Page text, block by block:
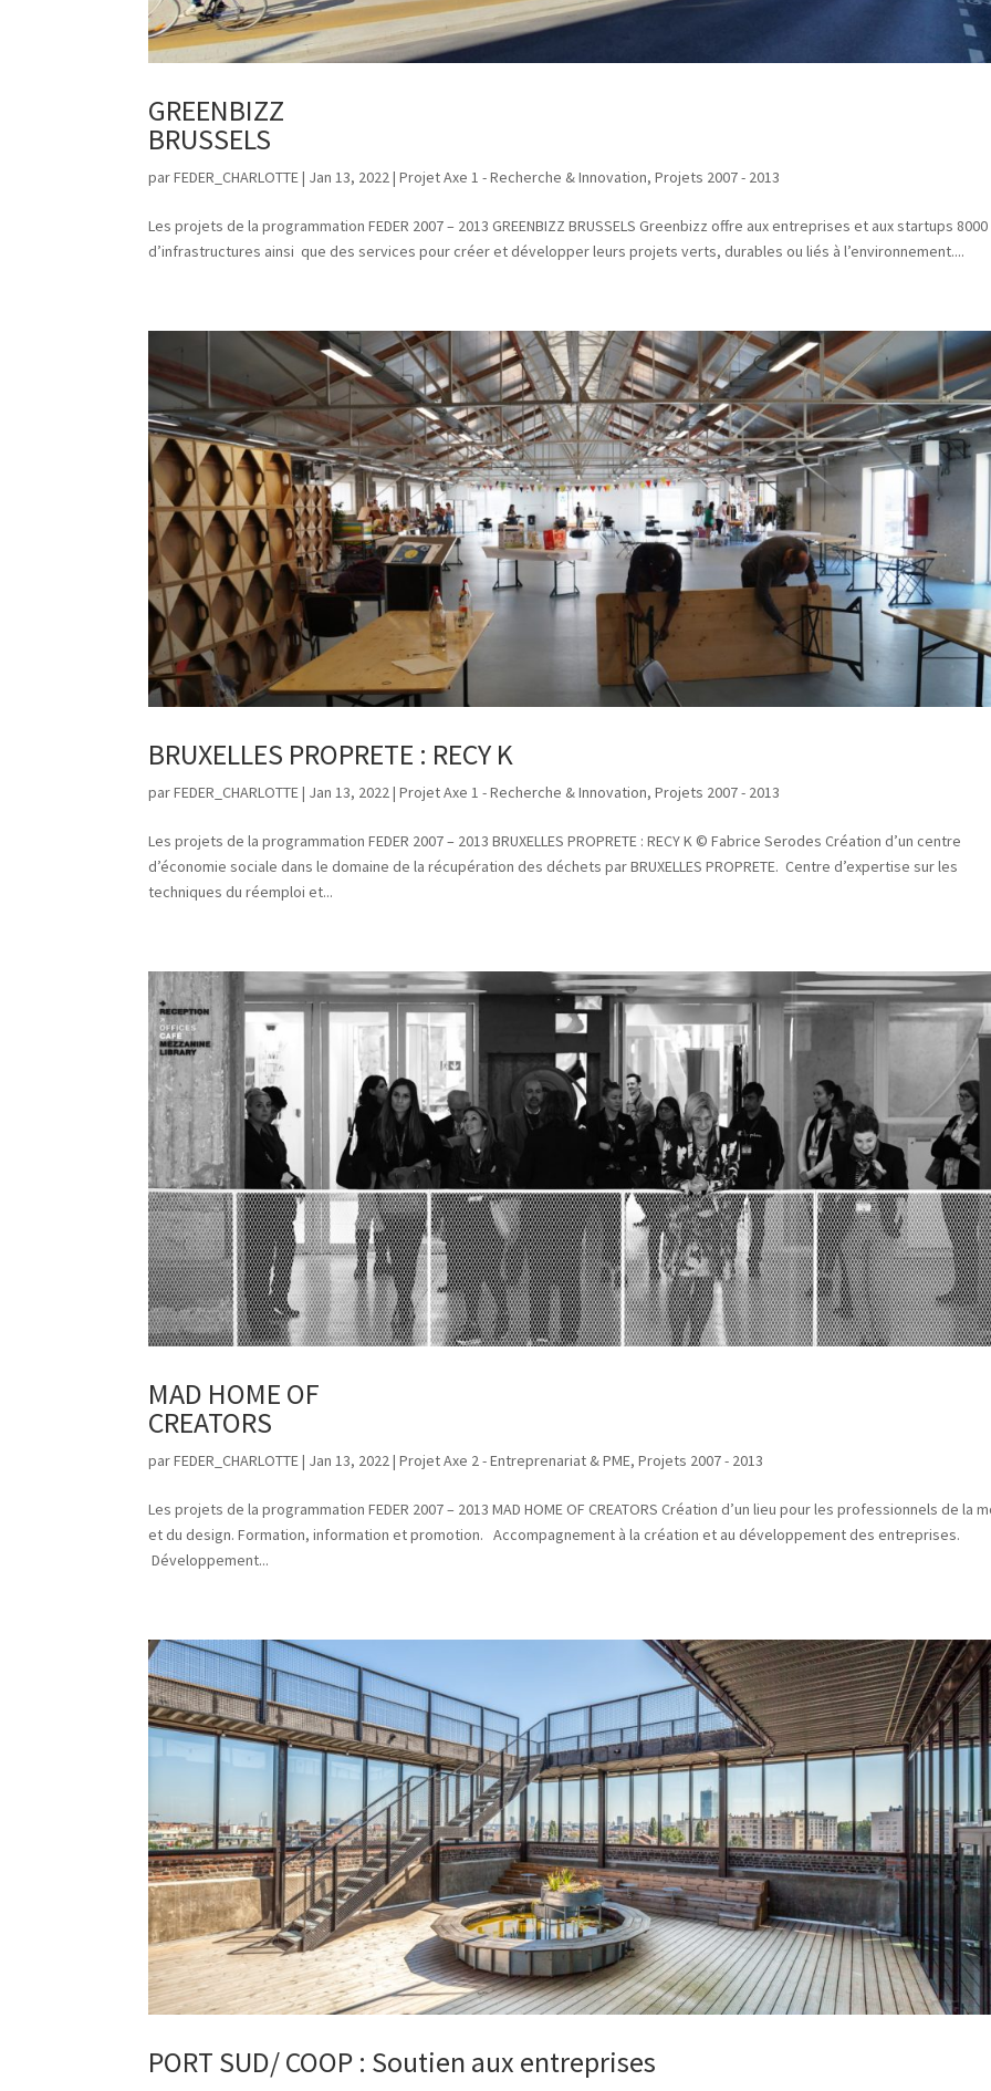
GREENBIZZ
BRUSSELS
parFEDER_CHARLOTTE| Jan 13, 2022|Projet Axe 1 - Recherche & Innovation,Projets 2007 - 2013
Les projets de la programmation FEDER 2007 – 2013 GREENBIZZ BRUSSELS Greenbizz offre aux entreprises et aux startups
d’infrastructures ainsi que des services pour créer et développer leurs projets verts, durables ou liés à l’environnement....
BRUXELLES PROPRETE : RECY K
parFEDER_CHARLOTTE| Jan 13, 2022|Projet Axe 1 - Recherche & Innovation,Projets 2007 - 2013
Les projets de la programmation FEDER 2007 – 2013 BRUXELLES PROPRETE : RECY K © Fabrice Serodes Création d’un centre
d’économie sociale dans le domaine de la récupération des déchets par BRUXELLES PROPRETE. Centre d’expertise sur les
techniques du réemploi et...
MAD HOME OF
CREATORS
parFEDER_CHARLOTTE| Jan 13, 2022|Projet Axe 2 - Entreprenariat & PME,Projets 2007 - 2013
Les projets de la programmation FEDER 2007 – 2013 MAD HOME OF CREATORS Création d’un lieu pour les professionnels de la
et du design. Formation, information et promotion. Accompagnement à la création et au développement des entreprises.
Développement...
PORT SUD/ COOP : Soutien aux entreprises